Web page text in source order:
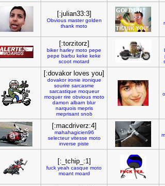
[:julian33:3]
Obvious master golden
thank moto
[:torzitorz]
biker harley moto pepe
pepe barbu keke keke
scoot motard
[:dovakor loves you]
dovakor ironie ironique
sourire sarcasme
sarcastique moqueur
moquer rire obvious moto
damon albarn blur
narquois mepris
meprisant snob
[:macdriverz:4]
mahahagicien96
selecteur vitesse moto
inverse piste
[:_tchip_:1]
fuck yeah casque moto
moant moard